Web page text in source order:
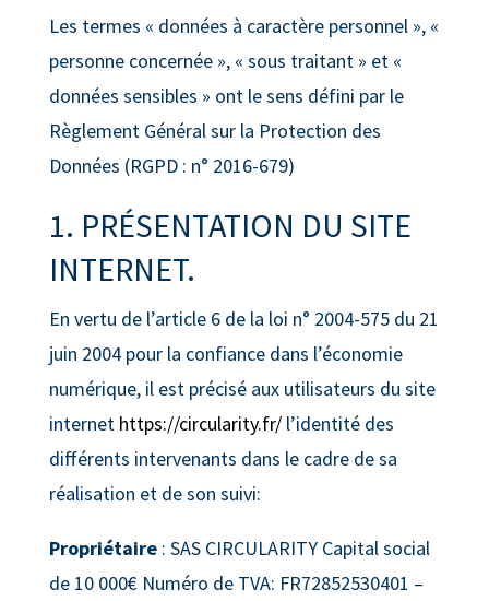
Les termes « données à caractère personnel », «
personne concernée », « sous traitant » et «
données sensibles » ont le sens défini par le
Règlement Général sur la Protection des
Données (RGPD : n° 2016-679)
1. PRÉSENTATION DU SITE
INTERNET.
En vertu de l’article 6 de la loi n° 2004-575 du 21
juin 2004 pour la confiance dans l’économie
numérique, il est précisé aux utilisateurs du site
internet https://circularity.fr/l’identité des
différents intervenants dans le cadre de sa
réalisation et de son suivi:
Propriétaire: SAS CIRCULARITY Capital social
de 10 000€ Numéro de TVA: FR72852530401 –